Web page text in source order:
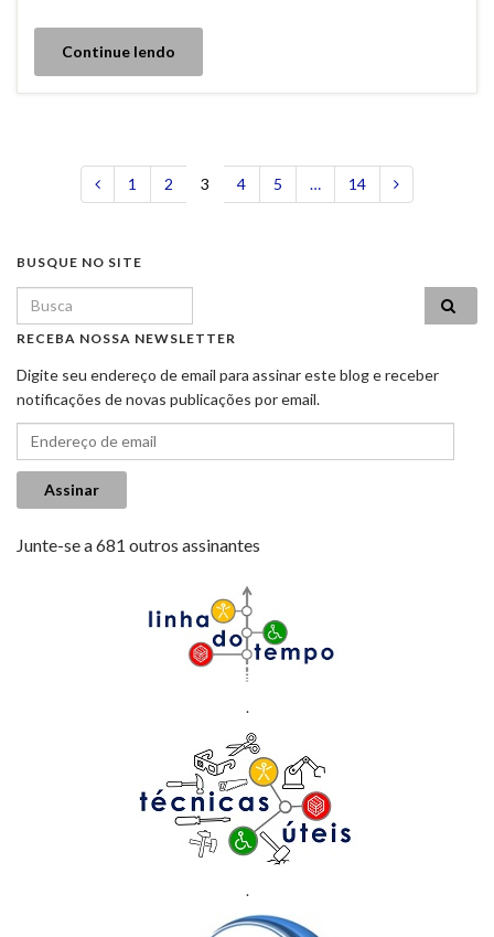
Continue lendo
1 2 3 4 5 … 14
BUSQUE NO SITE
Search for:
RECEBA NOSSA NEWSLETTER
Digite seu endereço de email para assinar este blog e receber
notificações de novas publicações por email.
Endereço de email
Assinar
Junte-se a 681 outros assinantes
.
.